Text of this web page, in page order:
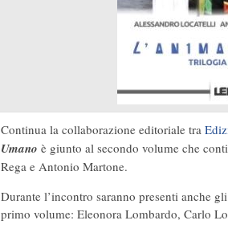
Continua la collaborazione editoriale tra
Umano è giunto al secondo volume che
Rega e Antonio Martone.
Durante l’incontro saranno presenti anche
primo volume: Eleonora Lombardo, Carlo